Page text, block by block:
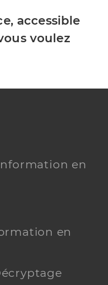
accessible
voulez
en
en